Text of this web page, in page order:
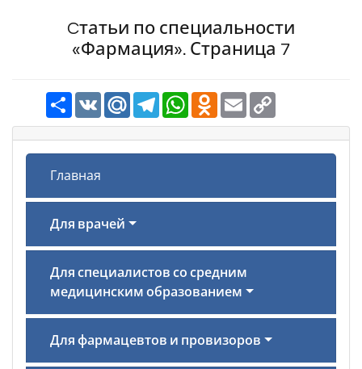
Cтатьи по специальности
«Фармация». Страница 7
РесурсVK Mail.Ru TelegramWhatsAppOdnoklassniki
Email
Главная
Для врачей
Для специалистов со средним
медицинским образованием
Для фармацевтов и провизоров